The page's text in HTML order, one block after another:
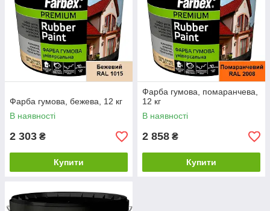
Фарба гумова, бежева, 12 кг
В наявності
2 303 ₴
Купити
Фарба гумова, помаранчева,
12 кг
В наявності
2 858 ₴
Купити